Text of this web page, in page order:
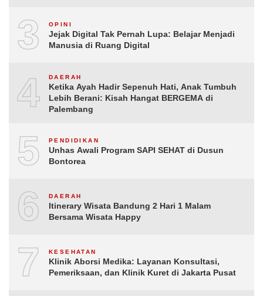
3 OPINI
Jejak Digital Tak Pernah Lupa: Belajar Menjadi
Manusia di Ruang Digital
4 DAERAH
Ketika Ayah Hadir Sepenuh Hati, Anak Tumbuh
Lebih Berani: Kisah Hangat BERGEMA di
Palembang
5 PENDIDIKAN
Unhas Awali Program SAPI SEHAT di Dusun
Bontorea
6 DAERAH
Itinerary Wisata Bandung 2 Hari 1 Malam
Bersama Wisata Happy
7 KESEHATAN
Klinik Aborsi Medika: Layanan Konsultasi,
Pemeriksaan, dan Klinik Kuret di Jakarta Pusat